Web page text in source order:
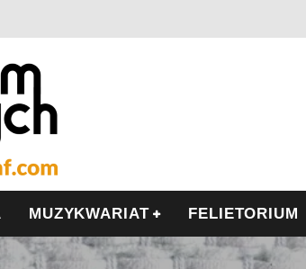
MUZYKWARIAT FELIETORIUM